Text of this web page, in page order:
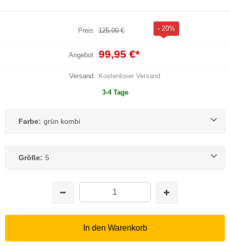
Preis 125,00 € - 20%
Angebot 99,95 €*
Versand Kostenloser Versand
3-4 Tage
Farbe: grün kombi
Größe: 5
In den Warenkorb